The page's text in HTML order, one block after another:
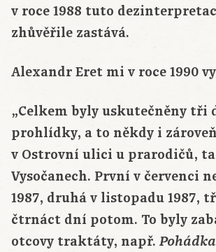
v roce 1988 tuto
zhůvěřile zastává.
Alexandr Eret mi v roce 1990
„Celkem byly uskutečněny tři
prohlídky, a to někdy i
v Ostrovní ulici u prarodičů,
Vysočanech. První v červenci
1987, druhá v listopadu 1987,
čtrnáct dní potom. To byly
otcovy traktáty, např.